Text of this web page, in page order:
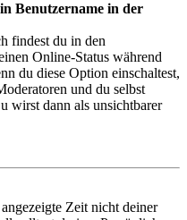
Benutzername in der
findest du in den
Online-Status während
du diese Option einschaltest,
und du selbst
wirst dann als unsichtbarer
Zeit nicht deiner